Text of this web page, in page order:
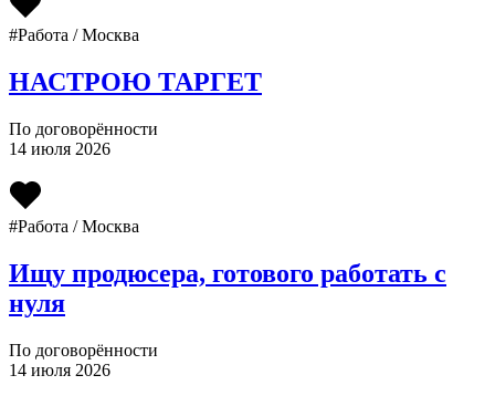
#Работа / Москва
НАСТРОЮ ТАРГЕТ
По договорённости
14 июля 2026
#Работа / Москва
Ищу продюсера, готового работать с
нуля
По договорённости
14 июля 2026